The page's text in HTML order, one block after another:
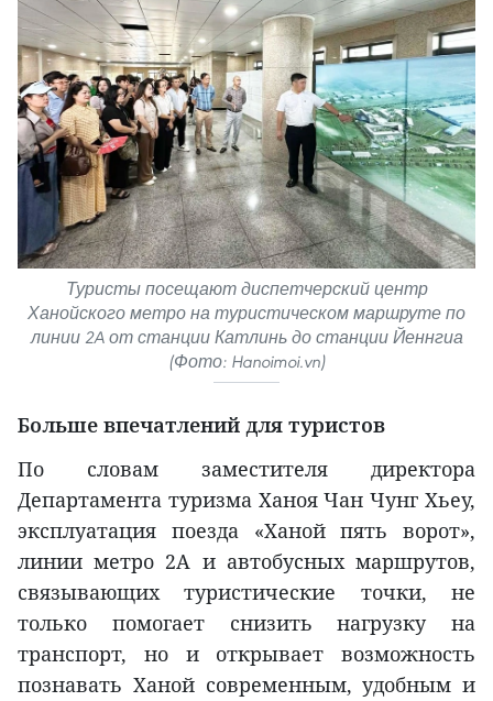
Туристы посещают диспетчерский центр
Ханойского метро на туристическом маршруте по
линии 2A от станции Катлинь до станции Йеннгиа
(Фото: Hanoimoi.vn)
Больше впечатлений для туристов
По словам заместителя директора
Департамента туризма Ханоя Чан Чунг Хьеу,
эксплуатация поезда «Ханой пять ворот»,
линии метро 2A и автобусных маршрутов,
связывающих туристические точки, не
только помогает снизить нагрузку на
транспорт, но и открывает возможность
познавать Ханой современным, удобным и